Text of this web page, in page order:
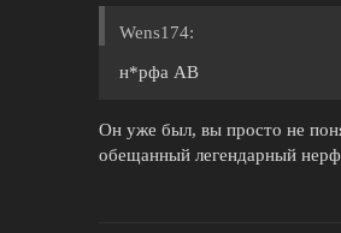
Wens174:
н*рфа АВ
Он уже был, вы просто не
обещанный легендарный